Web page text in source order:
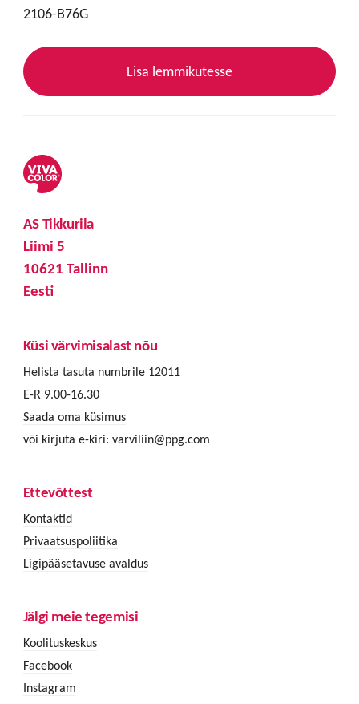
2106-B76G
Lisa lemmikutesse
AS Tikkurila
Liimi 5
10621 Tallinn
Eesti
Küsi värvimisalast nõu
Helista tasuta numbrile 12011
E-R 9.00-16.30
Saada oma küsimus
või kirjuta e-kiri: varviliin@ppg.com
Ettevõttest
Kontaktid
Privaatsuspoliitika
Ligipääsetavuse avaldus
Jälgi meie tegemisi
Koolituskeskus
Facebook
Instagram